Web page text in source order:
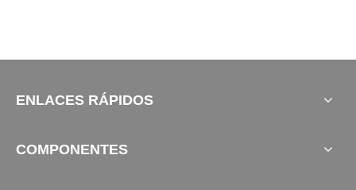
ENLACES RÁPIDOS
COMPONENTES